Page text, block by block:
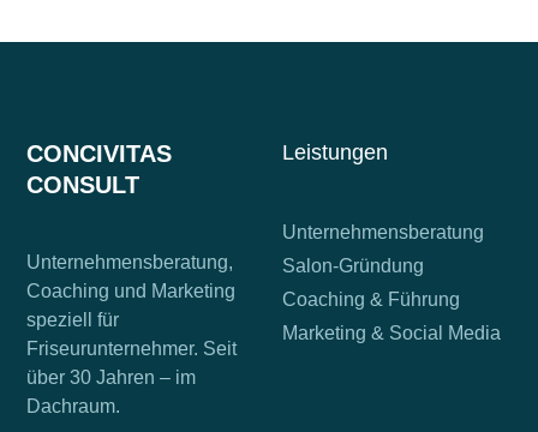
CONCIVITAS
CONSULT
Unternehmensberatung,
Coaching und Marketing
speziell für
Friseurunternehmer. Seit
über 30 Jahren – im
Dachraum.
Leistungen
Unternehmensberatung
Salon-Gründung
Coaching & Führung
Marketing & Social Media